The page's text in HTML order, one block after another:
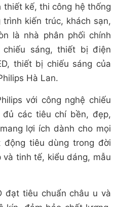
thiết kế, thi công hệ thống
kiến trúc, khách sạn,
là nhà phân phối chính
sáng, thiết bị điện
thiết bị chiếu sáng của
Hà Lan.
với công nghệ chiếu
các tiêu chí bền, đẹp,
lợi ích dành cho mọi
động tiêu dùng trong đời
tinh tế, kiểu dáng, mẫu
đạt tiêu chuẩn châu u và